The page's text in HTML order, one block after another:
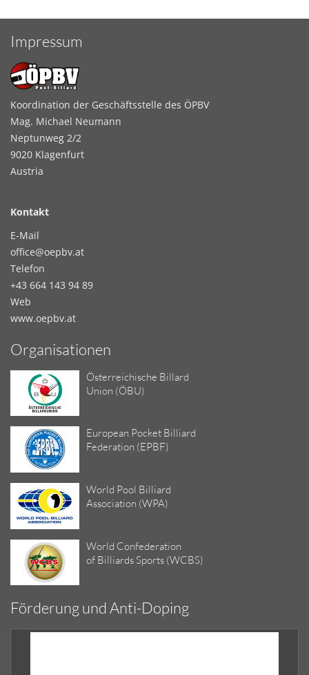
Impressum
Koordination der Geschäftsstelle des ÖPBV
Mag. Michael Neumann
Neptunweg 2/2
9020 Klagenfurt
Austria
Kontakt
E-Mail
office@oepbv.at
Telefon
+43 664 143 94 89
Web
www.oepbv.at
Organisationen
Österreichische Billard
Union (ÖBU)
European Pocket Billiard
Federation (EPBF)
World Pool Billiard
Association (WPA)
World Confederation
of Billiards Sports (WCBS)
Förderung und Anti-Doping